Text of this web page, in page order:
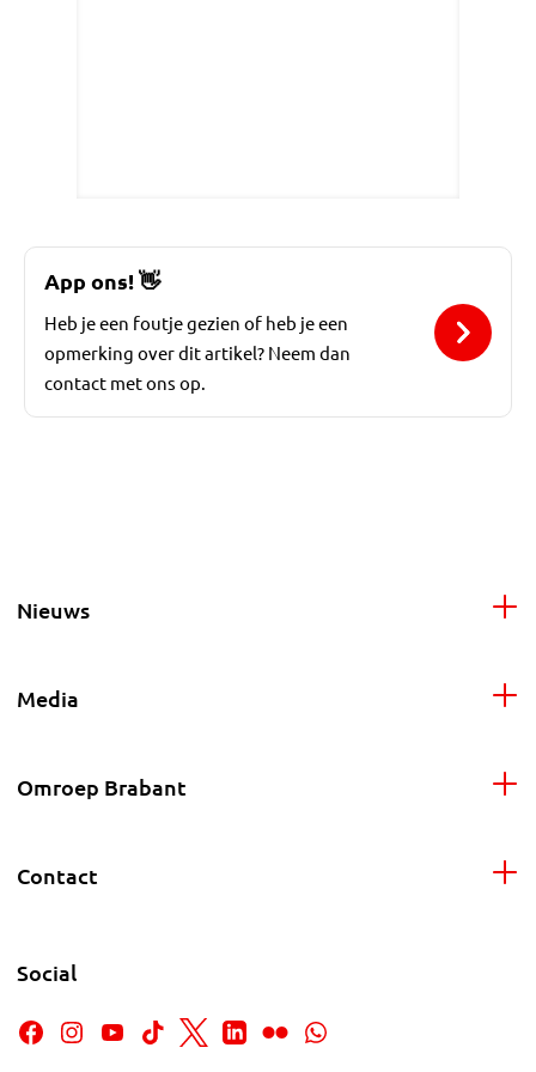
App ons!👋
Heb je een foutje gezien of heb je een
opmerking over dit artikel? Neem dan
contact met ons op.
Nieuws
Media
Omroep Brabant
Contact
Social